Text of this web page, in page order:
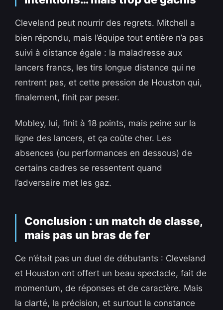
Cleveland peut nourrir des regrets. Mitchell a
bien répondu, mais l’équipe tout entière n’a pas
suivi à distance égale : la maladresse aux
lancers francs, les tirs longue distance qui ne
rentrent pas, et cette pression de Houston qui,
finalement, finit par peser.
Mobley, lui, finit à 18 points, mais peine sur la
ligne des lancers, et ça coûte cher. Les
absences (ou performances en dessous) de
certains cadres se ressentent quand
l’adversaire met les gaz.
Conclusion : un match de classe,
mais pas un bras de fer
Ce n’était pas un duel de débutants : Cleveland
et Houston ont offert un beau spectacle, fait de
momentum, de réponses et de caractère. Mais
la clarté, la précision, et surtout la constance